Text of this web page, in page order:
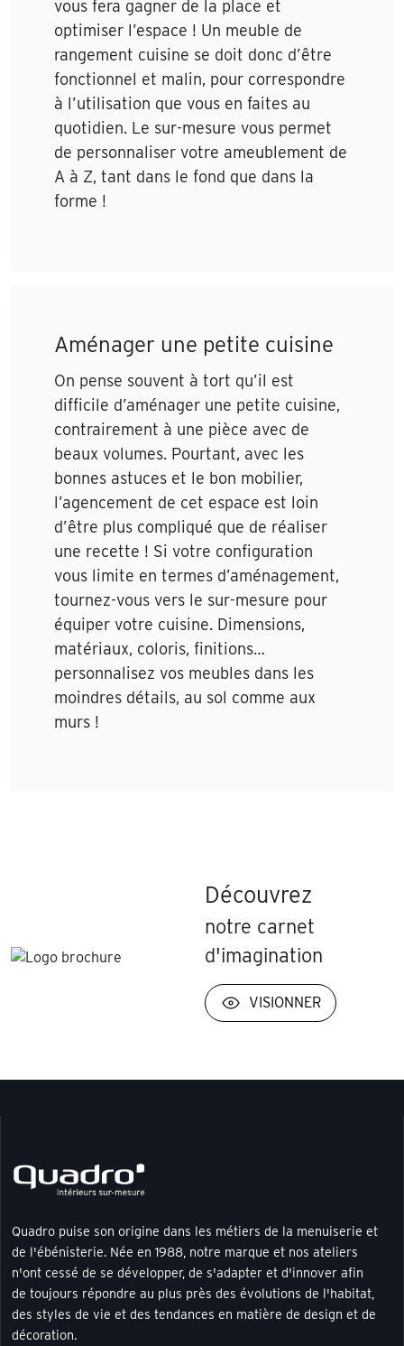
vous fera gagner de la place et
optimiser l’espace ! Un meuble de
rangement cuisine se doit donc d’être
fonctionnel et malin, pour correspondre
à l’utilisation que vous en faites au
quotidien. Le sur-mesure vous permet
de personnaliser votre ameublement de
A à Z, tant dans le fond que dans la
forme !
Aménager une petite cuisine
On pense souvent à tort qu’il est
difficile d’aménager une petite cuisine,
contrairement à une pièce avec de
beaux volumes. Pourtant, avec les
bonnes astuces et le bon mobilier,
l’agencement de cet espace est loin
d’être plus compliqué que de réaliser
une recette ! Si votre configuration
vous limite en termes d’aménagement,
tournez-vous vers le sur-mesure pour
équiper votre cuisine. Dimensions,
matériaux, coloris, finitions…
personnalisez vos meubles dans les
moindres détails, au sol comme aux
murs !
Découvrez
notre carnet
d'imagination
VISIONNER
Quadro puise son origine dans les métiers de la menuiserie et
de l'ébénisterie. Née en 1988, notre marque et nos ateliers
n'ont cessé de se développer, de s'adapter et d'innover afin
de toujours répondre au plus près des évolutions de l'habitat,
des styles de vie et des tendances en matière de design et de
décoration.